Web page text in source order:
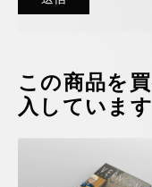
この商品を
入しています